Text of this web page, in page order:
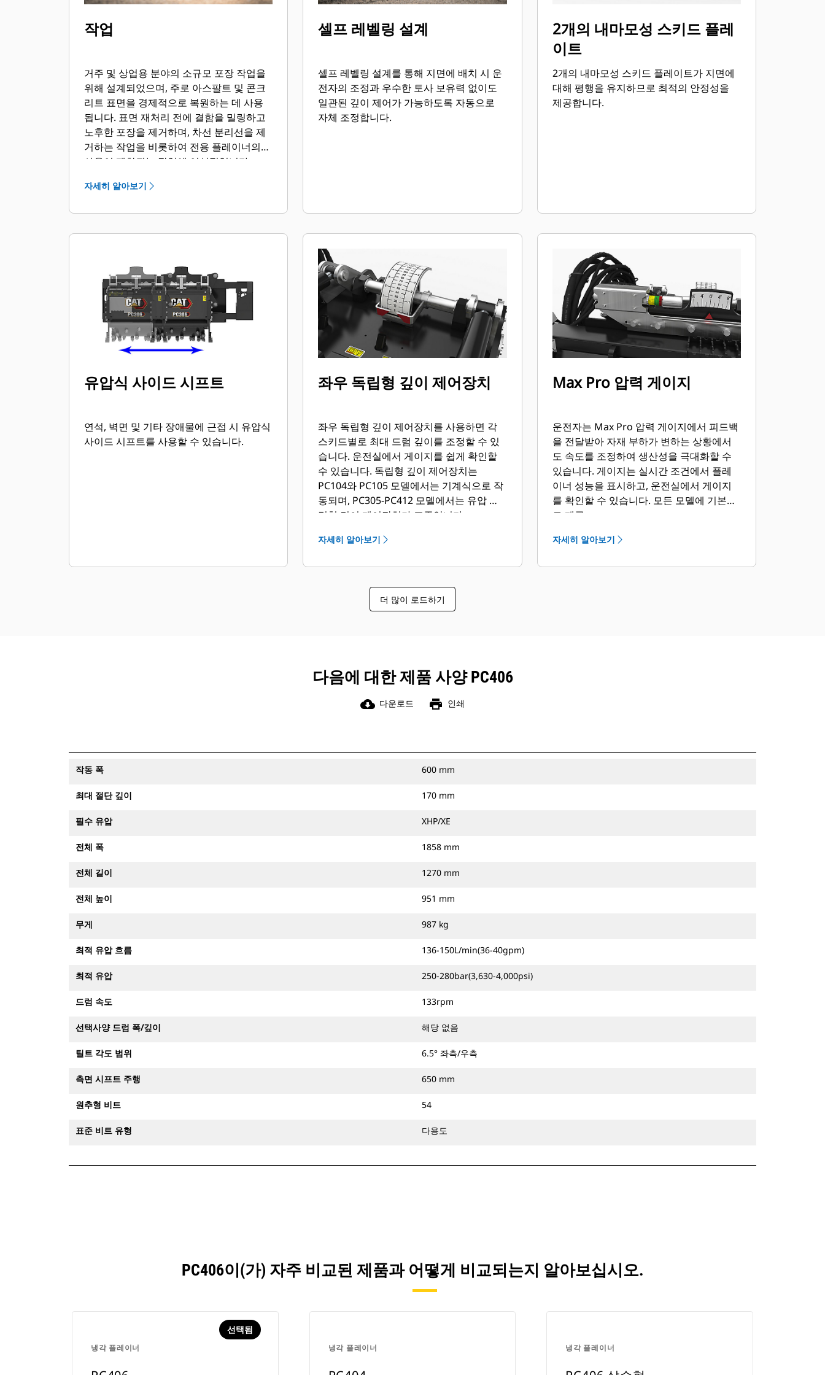
작업
거주 및 상업용 분야의 소규모 포장 작업을
위해 설계되었으며, 주로 아스팔트 및 콘크
리트 표면을 경제적으로 복원하는 데 사용
됩니다. 표면 재처리 전에 결함을 밀링하고
노후한 포장을 제거하며, 차선 분리선을 제
거하는 작업을 비롯하여 전용 플레이너의
사용이 제한되는 작업에 이상적입니다.
자세히 알아보기
셀프 레벨링 설계
셀프 레벨링 설계를 통해 지면에 배치 시 운
전자의 조정과 우수한 토사 보유력 없이도
일관된 깊이 제어가 가능하도록 자동으로
자체 조정합니다.
2개의 내마모성 스키드 플레
이트
2개의 내마모성 스키드 플레이트가 지면에
대해 평행을 유지하므로 최적의 안정성을
제공합니다.
유압식 사이드 시프트
연석, 벽면 및 기타 장애물에 근접 시 유압식
사이드 시프트를 사용할 수 있습니다.
좌우 독립형 깊이 제어장치
좌우 독립형 깊이 제어장치를 사용하면 각
스키드별로 최대 드럼 깊이를 조정할 수 있
습니다. 운전실에서 게이지를 쉽게 확인할
수 있습니다. 독립형 깊이 제어장치는
PC104와 PC105 모델에서는 기계식으로 작
동되며, PC305-PC412 모델에서는 유압 독
립형 깊이 제어장치가 표준입니다.
자세히 알아보기
Max Pro 압력 게이지
운전자는 Max Pro 압력 게이지에서 피드백
을 전달받아 자재 부하가 변하는 상황에서
도 속도를 조정하여 생산성을 극대화할 수
있습니다. 게이지는 실시간 조건에서 플레
이너 성능을 표시하고, 운전실에서 게이지
를 확인할 수 있습니다. 모든 모델에 기본으
로 제공.
자세히 알아보기
더 많이 로드하기
다음에 대한 제품 사양 PC406
cloud_download 다운로드 print 인쇄
작동 폭 600 mm
최대 절단 깊이 170 mm
필수 유압 XHP/XE
전체 폭 1858 mm
전체 길이 1270 mm
전체 높이 951 mm
무게 987 kg
최적 유압 흐름 136-150L/min(36-40gpm)
최적 유압 250-280bar(3,630-4,000psi)
드럼 속도 133rpm
선택사양 드럼 폭/깊이 해당 없음
틸트 각도 범위 6.5° 좌측/우측
측면 시프트 주행 650 mm
원추형 비트 54
표준 비트 유형 다용도
PC406이(가) 자주 비교된 제품과 어떻게 비교되는지 알아보십시오.
냉각 플레이너
선택됨
냉각 플레이너 냉각 플레이너